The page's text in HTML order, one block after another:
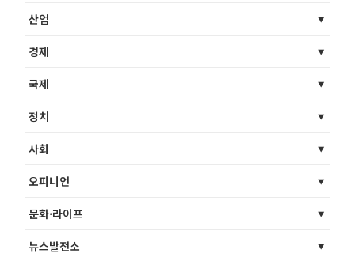
산업
경제
국제
정치
사회
오피니언
문화·라이프
뉴스발전소